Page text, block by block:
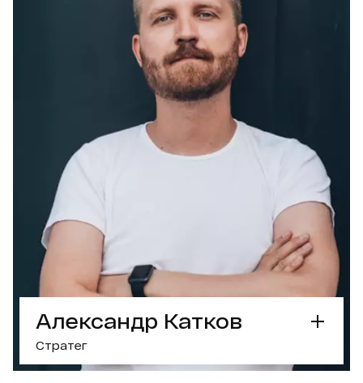
Колонки в медиа
Умеет готовить лазанью
Александр Катков
Стратег